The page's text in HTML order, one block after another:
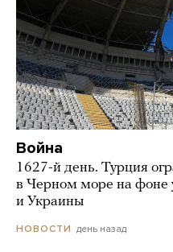
Война
1627-й день. Турция
в Черном море на фоне
и Украины
НОВОСТИ день назад